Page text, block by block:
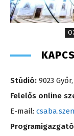
Stúdió: 9023
Felelős online
E-mail: